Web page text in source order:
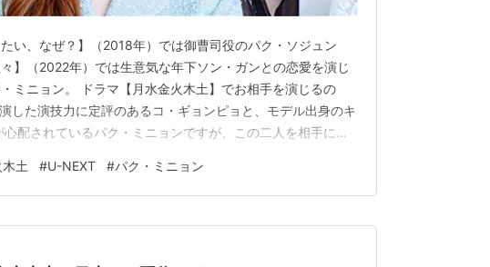
い、なぜ？】（2018年）では御曹司役のパク・ソジュン
】（2022年）では生意気な年下ソン・ガンとの恋愛を演じ
ミニョン。 ドラマ【月水金火木土】でお相手を演じるの
した演技力に定評のあるコ・ギョンピョと、モデル出身のキ
配されているパク・ミニョンですが、この二人を相手に女
マ【月水金火木土】あらすじ・人物相関図・キャスト紹介
要 ドラマ【月水金火木土…
木土 #U-NEXT #パク・ミニョン